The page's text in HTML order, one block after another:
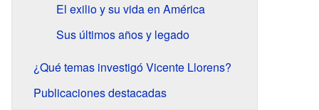
El exilio y su vida en América
Sus últimos años y legado
¿Qué temas investigó Vicente Llorens?
Publicaciones destacadas